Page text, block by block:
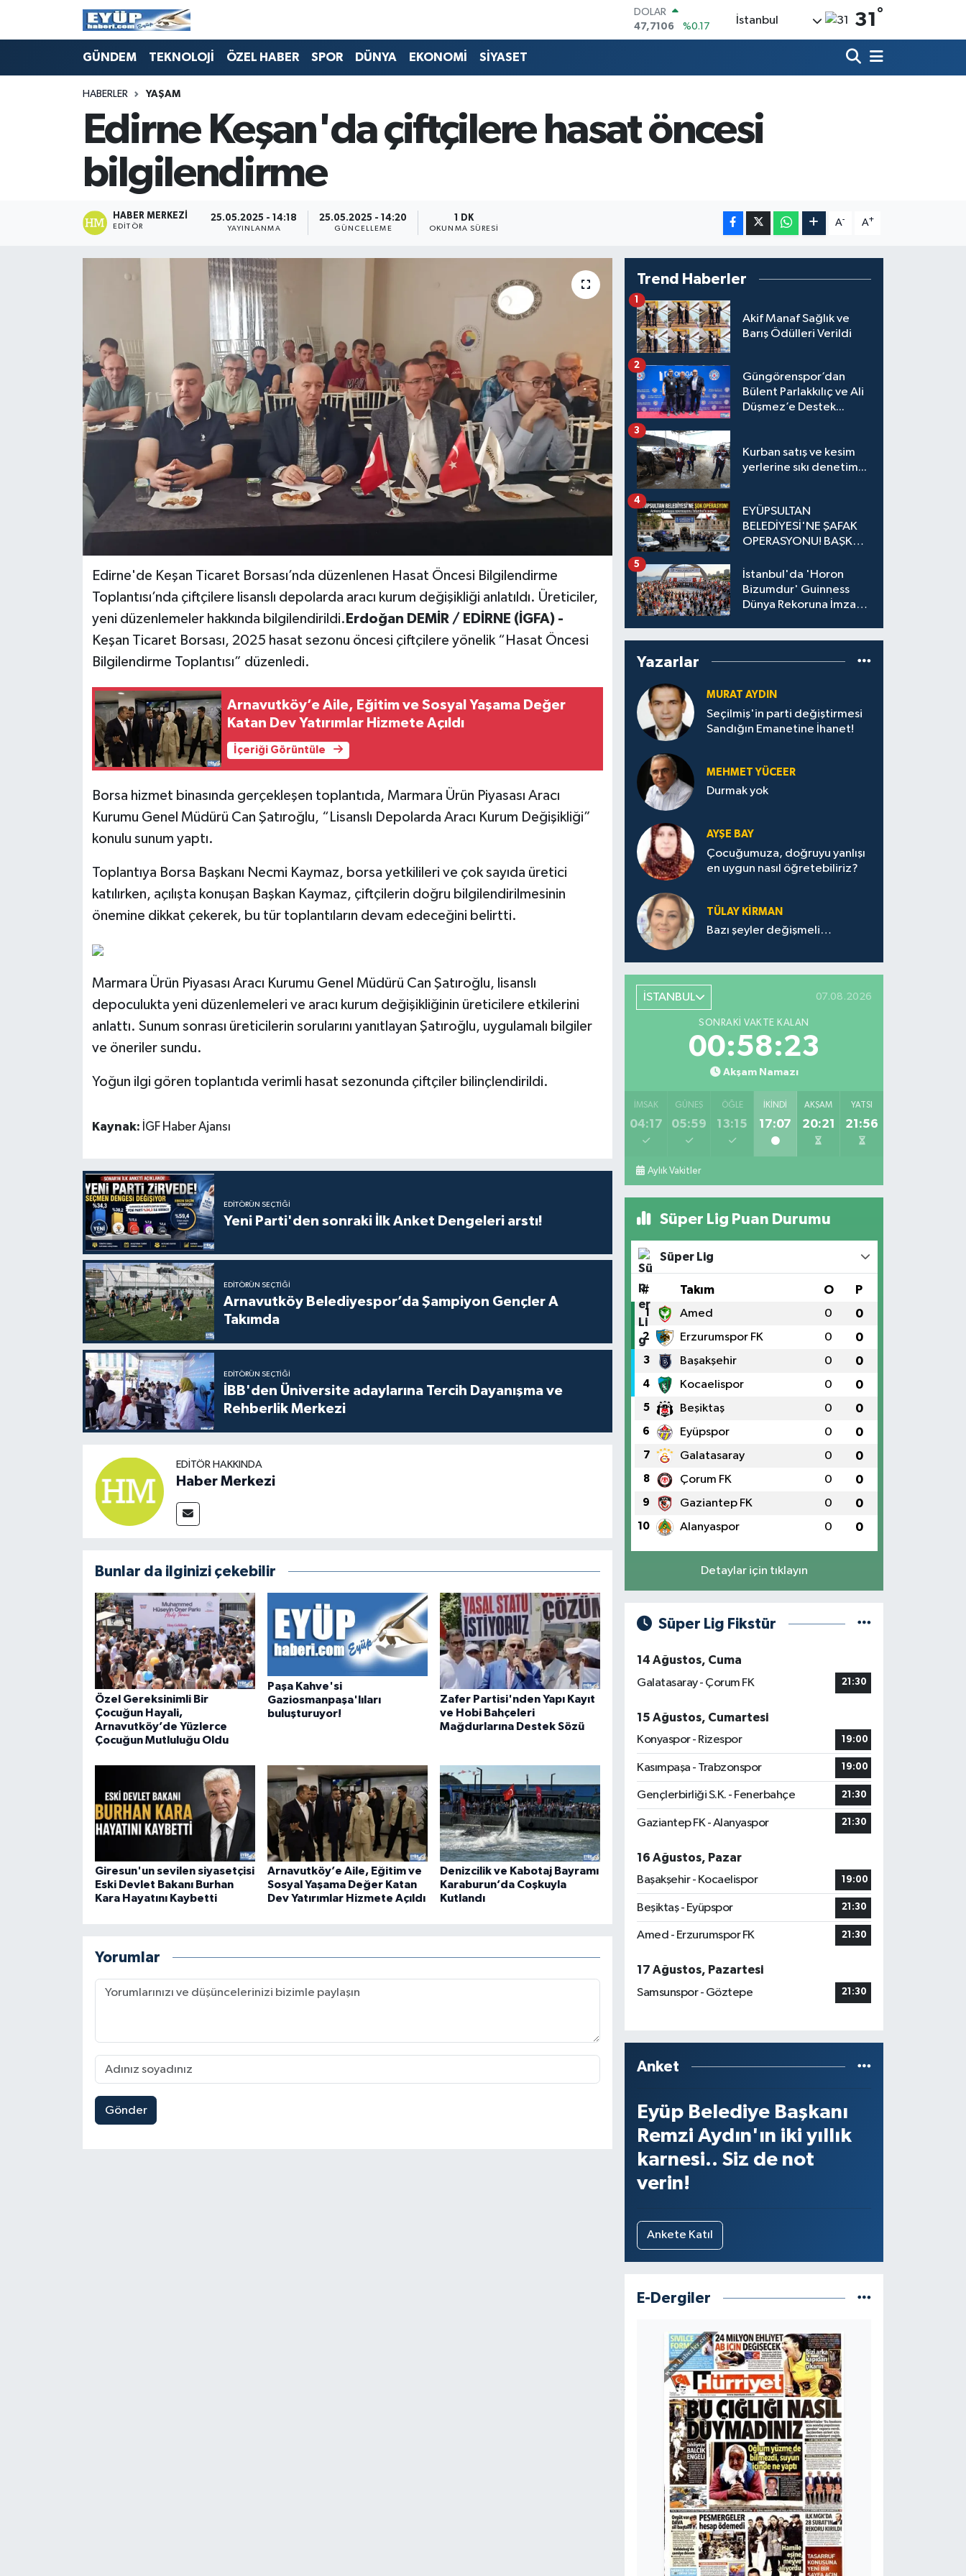
DOLAR
47,7106
%0.17
EURO
6618.49
BİST100
13.773
%-19
İstanbul 31 °
GÜNDEM TEKNOLOJİ ÖZEL HABER SPOR DÜNYA EKONOMİ SİYASET
HABERLER YAŞAM
Edirne Keşan'da çiftçilere hasat öncesi
bilgilendirme
HABER MERKEZI
EDITÖR
25.05.2025 - 14:18
YAYINLANMA
25.05.2025 - 14:20
GÜNCELLEME
1 DK
OKUNMA SÜRESI
A- A+
Edirne'de Keşan Ticaret Borsası’nda düzenlenen Hasat Öncesi Bilgilendirme
Toplantısı’nda çiftçilere lisanslı depolarda aracı kurum değişikliği anlatıldı. Üreticiler,
yeni düzenlemeler hakkında bilgilendirildi. Erdoğan DEMİR / EDİRNE (İGFA) -
Keşan Ticaret Borsası, 2025 hasat sezonu öncesi çiftçilere yönelik “Hasat Öncesi
Bilgilendirme Toplantısı” düzenledi.
Arnavutköy’e Aile, Eğitim ve Sosyal Yaşama Değer
Katan Dev Yatırımlar Hizmete Açıldı
İçeriği Görüntüle
Borsa hizmet binasında gerçekleşen toplantıda, Marmara Ürün Piyasası Aracı
Kurumu Genel Müdürü Can Şatıroğlu, “Lisanslı Depolarda Aracı Kurum Değişikliği”
konulu sunum yaptı.
Toplantıya Borsa Başkanı Necmi Kaymaz, borsa yetkilileri ve çok sayıda üretici
katılırken, açılışta konuşan Başkan Kaymaz, çiftçilerin doğru bilgilendirilmesinin
önemine dikkat çekerek, bu tür toplantıların devam edeceğini belirtti.
Marmara Ürün Piyasası Aracı Kurumu Genel Müdürü Can Şatıroğlu, lisanslı
depoculukta yeni düzenlemeleri ve aracı kurum değişikliğinin üreticilere etkilerini
anlattı. Sunum sonrası üreticilerin sorularını yanıtlayan Şatıroğlu, uygulamalı bilgiler
ve öneriler sundu.
Yoğun ilgi gören toplantıda verimli hasat sezonunda çiftçiler bilinçlendirildi.
Kaynak: İGF Haber Ajansı
EDITÖRÜN SEÇTIĞI
Yeni Parti'den sonraki İlk Anket Dengeleri arstı!
EDITÖRÜN SEÇTIĞI
Arnavutköy Belediyespor’da Şampiyon Gençler A
Takımda
EDITÖRÜN SEÇTIĞI
İBB'den Üniversite adaylarına Tercih Dayanışma ve
Rehberlik Merkezi
EDITÖR HAKKINDA
Haber Merkezi
Bunlar da ilginizi çekebilir
Özel Gereksinimli Bir
Çocuğun Hayali,
Arnavutköy’de Yüzlerce
Çocuğun Mutluluğu Oldu
Paşa Kahve'si
Gaziosmanpaşa'lıları
buluşturuyor!
Zafer Partisi'nden Yapı Kayıt
ve Hobi Bahçeleri
Mağdurlarına Destek Sözü
Giresun'un sevilen siyasetçisi
Eski Devlet Bakanı Burhan
Kara Hayatını Kaybetti
Arnavutköy’e Aile, Eğitim ve
Sosyal Yaşama Değer Katan
Dev Yatırımlar Hizmete Açıldı
Denizcilik ve Kabotaj Bayramı
Karaburun’da Coşkuyla
Kutlandı
Yorumlar
Gönder
Trend Haberler
Akif Manaf Sağlık ve
Barış Ödülleri Verildi
1
Güngörenspor’dan
Bülent Parlakkılıç ve Ali
Düşmez’e Destek...
2
Kurban satış ve kesim
yerlerine sıkı denetim...
3
EYÜPSULTAN
BELEDİYESİ'NE ŞAFAK
OPERASYONU! BAŞKAN
KALEM MÜDÜRÜ
GÖZALTINDA
4
İstanbul'da 'Horon
Bizumdur' Guinness
Dünya Rekoruna İmza
5
Yazarlar
MURAT AYDIN
Seçilmiş'in parti değiştirmesi
Sandığın Emanetine İhanet!
MEHMET YÜCEER
Durmak yok
AYŞE BAY
Çocuğumuza, doğruyu yanlışı
en uygun nasıl öğretebiliriz?
TÜLAY KİRMAN
Bazı şeyler değişmeli…
İSTANBUL 07.08.2026
SONRAKI VAKTE KALAN
00:58:23
Akşam Namazı
İMSAK
04:17
GÜNEŞ
05:59
ÖĞLE
13:15
İKINDI
17:07
AKŞAM
20:21
YATSI
21:56
Aylık Vakitler
Süper Lig Puan Durumu
Süper Lig
# Takım O P
1 Amed 0 0
2 Erzurumspor FK 0 0
3 Başakşehir 0 0
4 Kocaelispor 0 0
5 Beşiktaş 0 0
6 Eyüpspor 0 0
7 Galatasaray 0 0
8 Çorum FK 0 0
9 Gaziantep FK 0 0
10 Alanyaspor 0 0
Detaylar için tıklayın
Süper Lig Fikstür
14 Ağustos, Cuma
Galatasaray - Çorum FK
21:30
15 Ağustos, Cumartesi
Konyaspor - Rizespor
19:00
Kasımpaşa - Trabzonspor 19:00
Gençlerbirliği S.K. - Fenerbahçe 21:30
Gaziantep FK - Alanyaspor 21:30
16 Ağustos, Pazar
Başakşehir - Kocaelispor
19:00
Beşiktaş - Eyüpspor 21:30
Amed - Erzurumspor FK 21:30
17 Ağustos, Pazartesi
Samsunspor - Göztepe
21:30
Anket
Eyüp Belediye Başkanı
Remzi Aydın'ın iki yıllık
karnesi.. Siz de not
verin!
Ankete Katıl
E-Dergiler